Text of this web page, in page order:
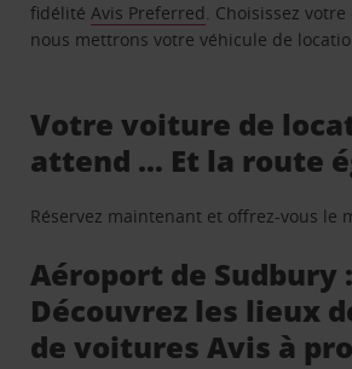
fidélitéAvis Preferred. Choisissez
nous mettrons votre véhicule de
Votre voiture de
attend … Et la route
Réservez maintenant et offrez-vous le
Aéroport de Sudbury :
Découvrez les lieux
de voitures Avis à